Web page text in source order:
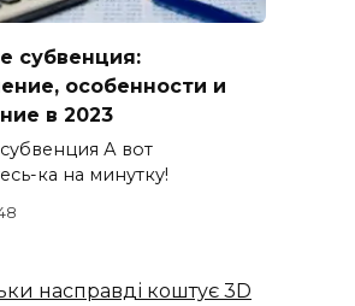
субвенция:
особенности и
в 2023
А вот
ка на минутку!
насправді коштує 3D